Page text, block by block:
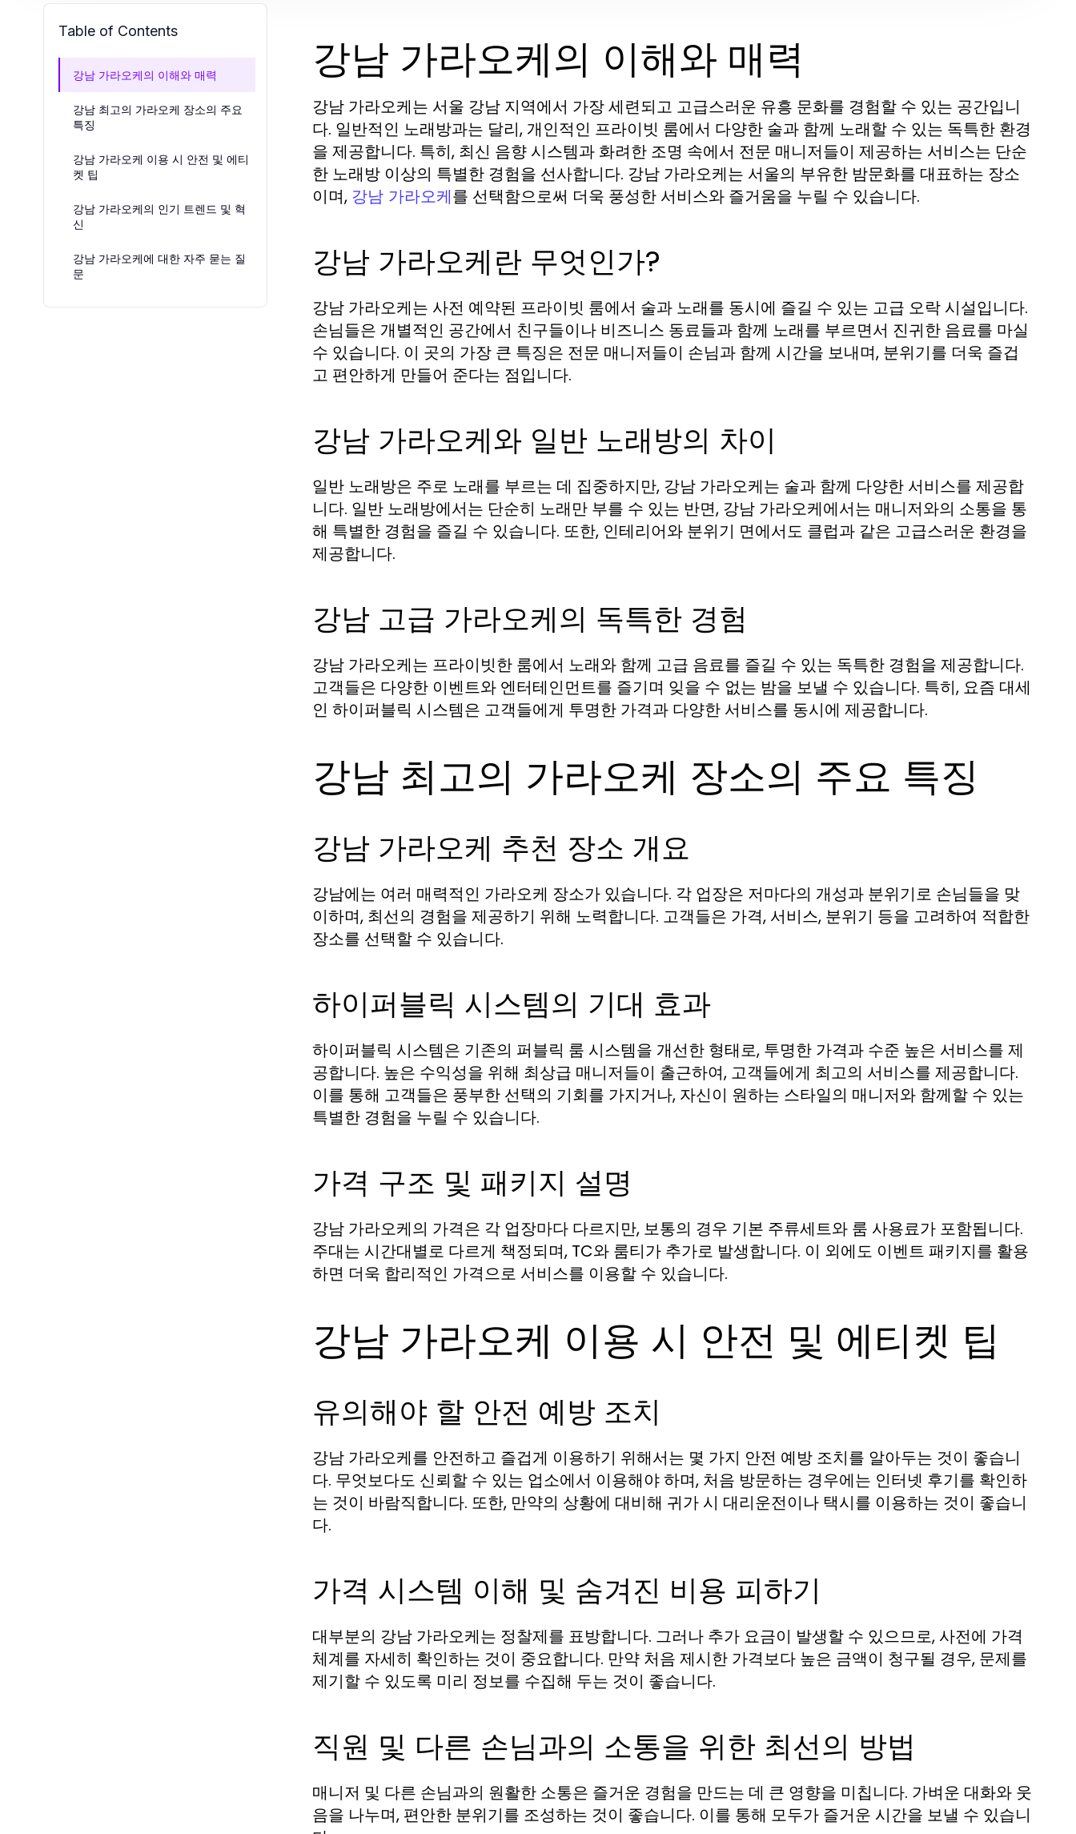
Table of Contents
강남 가라오케의 이해와 매력
강남 최고의 가라오케 장소의 주요
특징
강남 가라오케 이용 시 안전 및 에티
켓 팁
강남 가라오케의 인기 트렌드 및 혁
신
강남 가라오케에 대한 자주 묻는 질
문
강남 가라오케의 이해와 매력
강남 가라오케는 서울 강남 지역에서 가장 세련되고 고급스러운 유흥 문화를 경험할 수 있는 공간입니
다. 일반적인 노래방과는 달리, 개인적인 프라이빗 룸에서 다양한 술과 함께 노래할 수 있는 독특한 환경
을 제공합니다. 특히, 최신 음향 시스템과 화려한 조명 속에서 전문 매니저들이 제공하는 서비스는 단순
한 노래방 이상의 특별한 경험을 선사합니다. 강남 가라오케는 서울의 부유한 밤문화를 대표하는 장소
이며, 강남 가라오케를 선택함으로써 더욱 풍성한 서비스와 즐거움을 누릴 수 있습니다.
강남 가라오케란 무엇인가?
강남 가라오케는 사전 예약된 프라이빗 룸에서 술과 노래를 동시에 즐길 수 있는 고급 오락 시설입니다.
손님들은 개별적인 공간에서 친구들이나 비즈니스 동료들과 함께 노래를 부르면서 진귀한 음료를 마실
수 있습니다. 이 곳의 가장 큰 특징은 전문 매니저들이 손님과 함께 시간을 보내며, 분위기를 더욱 즐겁
고 편안하게 만들어 준다는 점입니다.
강남 가라오케와 일반 노래방의 차이
일반 노래방은 주로 노래를 부르는 데 집중하지만, 강남 가라오케는 술과 함께 다양한 서비스를 제공합
니다. 일반 노래방에서는 단순히 노래만 부를 수 있는 반면, 강남 가라오케에서는 매니저와의 소통을 통
해 특별한 경험을 즐길 수 있습니다. 또한, 인테리어와 분위기 면에서도 클럽과 같은 고급스러운 환경을
제공합니다.
강남 고급 가라오케의 독특한 경험
강남 가라오케는 프라이빗한 룸에서 노래와 함께 고급 음료를 즐길 수 있는 독특한 경험을 제공합니다.
고객들은 다양한 이벤트와 엔터테인먼트를 즐기며 잊을 수 없는 밤을 보낼 수 있습니다. 특히, 요즘 대세
인 하이퍼블릭 시스템은 고객들에게 투명한 가격과 다양한 서비스를 동시에 제공합니다.
강남 최고의 가라오케 장소의 주요 특징
강남 가라오케 추천 장소 개요
강남에는 여러 매력적인 가라오케 장소가 있습니다. 각 업장은 저마다의 개성과 분위기로 손님들을 맞
이하며, 최선의 경험을 제공하기 위해 노력합니다. 고객들은 가격, 서비스, 분위기 등을 고려하여 적합한
장소를 선택할 수 있습니다.
하이퍼블릭 시스템의 기대 효과
하이퍼블릭 시스템은 기존의 퍼블릭 룸 시스템을 개선한 형태로, 투명한 가격과 수준 높은 서비스를 제
공합니다. 높은 수익성을 위해 최상급 매니저들이 출근하여, 고객들에게 최고의 서비스를 제공합니다.
이를 통해 고객들은 풍부한 선택의 기회를 가지거나, 자신이 원하는 스타일의 매니저와 함께할 수 있는
특별한 경험을 누릴 수 있습니다.
가격 구조 및 패키지 설명
강남 가라오케의 가격은 각 업장마다 다르지만, 보통의 경우 기본 주류세트와 룸 사용료가 포함됩니다.
주대는 시간대별로 다르게 책정되며, TC와 룸티가 추가로 발생합니다. 이 외에도 이벤트 패키지를 활용
하면 더욱 합리적인 가격으로 서비스를 이용할 수 있습니다.
강남 가라오케 이용 시 안전 및 에티켓 팁
유의해야 할 안전 예방 조치
강남 가라오케를 안전하고 즐겁게 이용하기 위해서는 몇 가지 안전 예방 조치를 알아두는 것이 좋습니
다. 무엇보다도 신뢰할 수 있는 업소에서 이용해야 하며, 처음 방문하는 경우에는 인터넷 후기를 확인하
는 것이 바람직합니다. 또한, 만약의 상황에 대비해 귀가 시 대리운전이나 택시를 이용하는 것이 좋습니
다.
가격 시스템 이해 및 숨겨진 비용 피하기
대부분의 강남 가라오케는 정찰제를 표방합니다. 그러나 추가 요금이 발생할 수 있으므로, 사전에 가격
체계를 자세히 확인하는 것이 중요합니다. 만약 처음 제시한 가격보다 높은 금액이 청구될 경우, 문제를
제기할 수 있도록 미리 정보를 수집해 두는 것이 좋습니다.
직원 및 다른 손님과의 소통을 위한 최선의 방법
매니저 및 다른 손님과의 원활한 소통은 즐거운 경험을 만드는 데 큰 영향을 미칩니다. 가벼운 대화와 웃
음을 나누며, 편안한 분위기를 조성하는 것이 좋습니다. 이를 통해 모두가 즐거운 시간을 보낼 수 있습니